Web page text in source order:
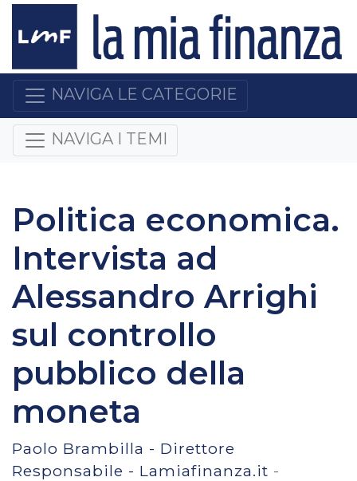
NAVIGA LE CATEGORIE
NAVIGA I TEMI
Politica economica.
Intervista ad
Alessandro Arrighi
sul controllo
pubblico della
moneta
Paolo Brambilla - Direttore
Responsabile - Lamiafinanza.it -